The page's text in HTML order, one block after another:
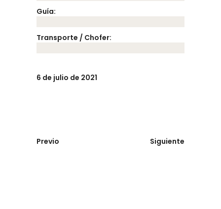
Guía:
Transporte / Chofer:
6 de julio de 2021
Previo Siguiente